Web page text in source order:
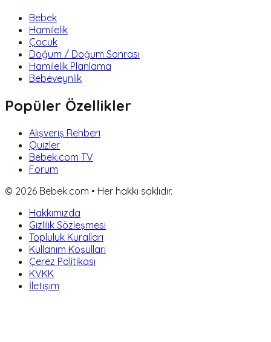
Bebek
Hamilelik
Çocuk
Doğum / Doğum Sonrası
Hamilelik Planlama
Bebeveynlik
Popüler Özellikler
Alışveriş Rehberi
Quizler
Bebek.com TV
Forum
© 2026 Bebek.com • Her hakkı saklıdır.
Hakkımızda
Gizlilik Sözleşmesi
Topluluk Kuralları
Kullanım Koşulları
Çerez Politikası
KVKK
İletişim